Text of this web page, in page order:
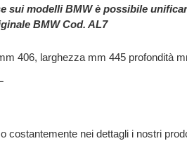
sui modelli BMW è possibile
BMWCod. AL7
406, larghezza mm 445 profondità
costantemente nei dettagli i nostri